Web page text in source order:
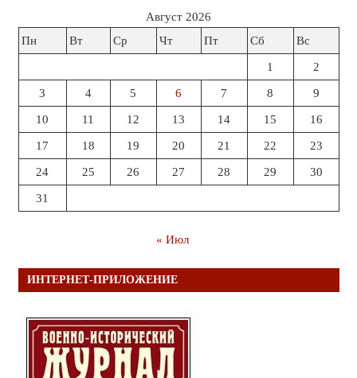
Август 2026
Пн
Вт Ср Чт Пт Сб Вс
1 2
3 4 5 6 7 8 9
10 11 12 13 14 15 16
17 18 19 20 21 22 23
24 25 26 27 28 29 30
31
« Июл
ИНТЕРНЕТ-ПРИЛОЖЕНИЕ